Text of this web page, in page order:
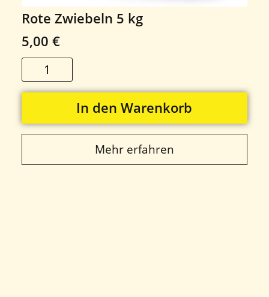
Rote Zwiebeln 5 kg
5,00 €
In den Warenkorb
Mehr erfahren